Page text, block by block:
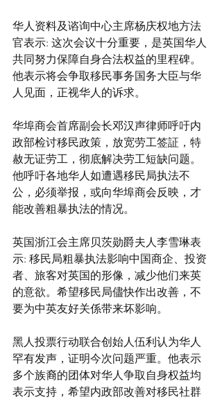
华人资料及谘询中心主席杨庆权地方法
官表示: 这次会议十分重要，是英国华人
共同努力保障自身合法权益的里程碑。
他表示将会争取移民事务国务大臣与华
人见面，正视华人的诉求。
华埠商会首席副会长邓汉声律师呼吁内
政部检讨移民政策，放宽劳工签証，特
赦无证劳工，彻底解决劳工短缺问题。
他呼吁各地华人如遭遇移民局执法不
公，必须举报，或向华埠商会反映，才
能改善粗暴执法的情况。
英国浙江会主席贝茨勋爵夫人李雪琳表
示: 移民局粗暴执法影响中国商企、投资
者、旅客对英国的形像，减少他们来英
的意欲。希望移民局儘快作出改善，不
要为中英友好关係带来坏影响。
黑人投票行动联合创始人伍利认为华人
罕有发声，证明今次问题严重。他表示
多个族裔的团体对华人争取自身权益均
表示支持，希望内政部改善对移民社群